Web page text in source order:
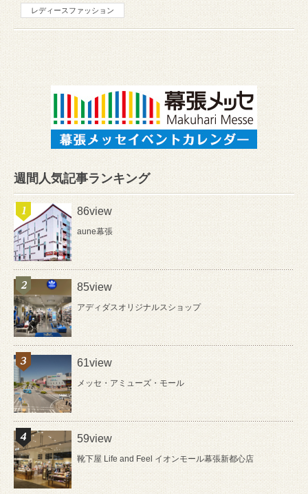
レディースファッション
週間人気記事ランキング
86view
aune幕張
85view
アディダスオリジナルスショップ
61view
メッセ・アミューズ・モール
59view
靴下屋 Life and Feel イオンモール幕張新都心店